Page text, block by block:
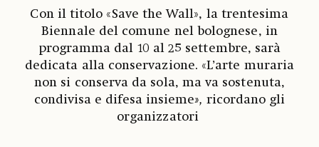
Con il titolo «Save the Wall», la trentesima
Biennale del comune nel bolognese, in
programma dal 10 al 25 settembre, sarà
dedicata alla conservazione. «L’arte muraria
non si conserva da sola, ma va sostenuta,
condivisa e difesa insieme», ricordano gli
organizzatori